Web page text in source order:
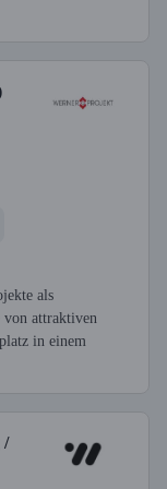
als
attraktiven
in einem
/